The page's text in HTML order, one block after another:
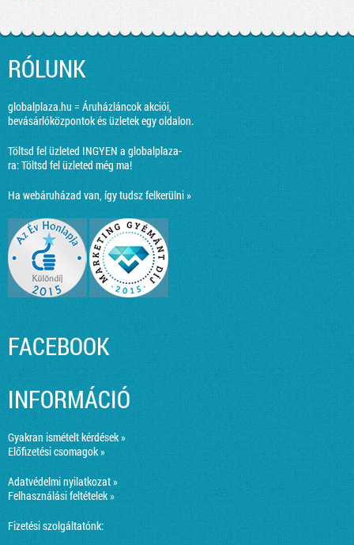
RÓLUNK
globalplaza.hu = Áruházláncok akciói,
bevásárlóközpontok és üzletek egy oldalon.
Töltsd fel üzleted INGYEN a globalplaza-
ra:Töltsd fel üzleted még ma!
Ha webáruházad van, így tudsz felkerülni »
FACEBOOK
INFORMÁCIÓ
Gyakran ismételt kérdések »
Előfizetési csomagok »
Adatvédelmi nyilatkozat »
Felhasználási feltételek »
Fizetési szolgáltatónk: